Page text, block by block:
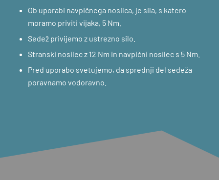
Ob uporabi navpičnega nosilca, je sila, s katero
moramo priviti vijaka, 5 Nm.
Sedež privijemo z ustrezno silo.
Stranski nosilec z 12 Nm in navpični nosilec s 5 Nm.
Pred uporabo svetujemo, da sprednji del sedeža
poravnamo vodoravno.